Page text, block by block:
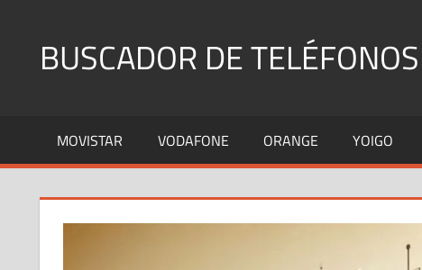
contenidoBUSCADOR DE TELÉFONOS
Fijos
y
MOVISTAR VODAFONE ORANGE YOIGO